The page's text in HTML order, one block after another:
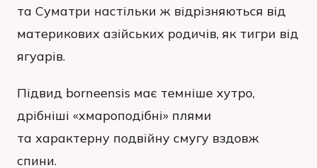
та Суматри настільки ж відрізняються від
материкових азійських родичів, як тигри від
ягуарів.
Підвид borneensis має темніше хутро,
дрібніші «хмароподібні» плями
та характерну подвійну смугу вздовж
спини.